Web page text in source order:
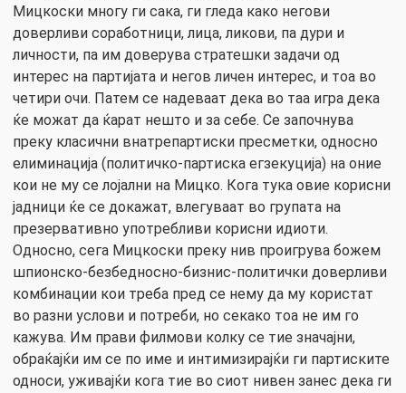
Мицкоски многу ги сака, ги гледа како негови
доверливи соработници, лица, ликови, па дури и
личности, па им доверува стратешки задачи од
интерес на партијата и негов личен интерес, и тоа во
четири очи. Патем се надеваат дека во таа игра дека
ќе можат да ќарат нешто и за себе. Се започнува
преку класични внатрепартиски пресметки, односно
елиминација (политичко-партиска егзекуција) на оние
кои не му се лојални на Мицко. Кога тука овие корисни
јадници ќе се докажат, влегуваат во групата на
презервативно употребливи корисни идиоти.
Односно, сега Мицкоски преку нив проигрува божем
шпионско-безбедносно-бизнис-политички доверливи
комбинации кои треба пред се нему да му користат
во разни услови и потреби, но секако тоа не им го
кажува. Им прави филмови колку се тие значајни,
обраќајќи им се по име и интимизирајќи ги партиските
односи, уживајќи кога тие во сиот нивен занес дека ги